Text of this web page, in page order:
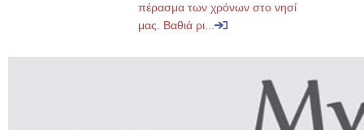
πέρασμα των χρόνων στο νησί
μας. Βαθιά ρι...